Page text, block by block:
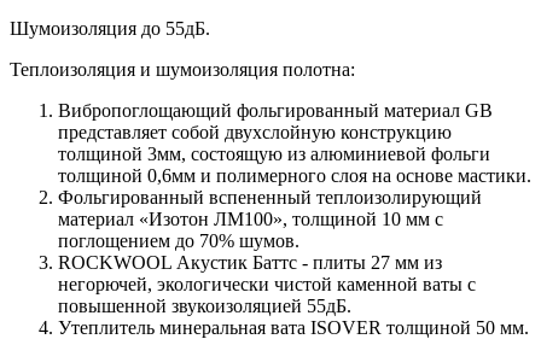
Шумоизоляция до 55дБ.
Теплоизоляция и шумоизоляция полотна:
Вибропоглощающий фольгированный материал GB
представляет собой двухслойную конструкцию
толщиной 3мм, состоящую из алюминиевой фольги
толщиной 0,6мм и полимерного слоя на основе мастики.
Фольгированный вспененный теплоизолирующий
материал «Изотон ЛМ100», толщиной 10 мм с
поглощением до 70% шумов.
ROCKWOOL Акустик Баттс - плиты 27 мм из
негорючей, экологически чистой каменной ваты с
повышенной звукоизоляцией 55дБ.
Утеплитель минеральная вата ISOVER толщиной 50 мм.